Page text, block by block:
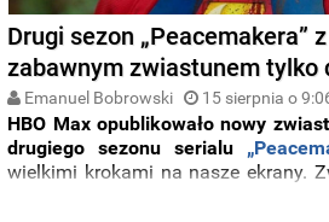
Drugi sezon „Peacemakera”
zabawnym zwiastunem tylko
Emanuel Bobrowski 15 sierpnia o
HBO Max opublikowało nowy
drugiego sezonu serialu
wielkimi krokami na nasze ekrany.
szczegółowy wgląd w